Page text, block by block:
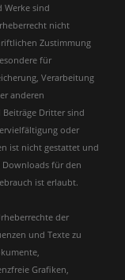
Werke sind
nicht
Zustimmung
für
Verarbeitung
anderen
Dritter sind
oder
ist nicht gestattet und
für den
ist erlaubt.
der
und Texte zu
Grafiken,